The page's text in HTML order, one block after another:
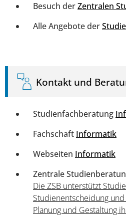
Besuch derZentralen
Alle Angebote der
Kontakt und
Studienfachberatung
Fachschaft Informatik
Webseiten Informatik
Zentrale
Die ZSB unterstützt
Studienentscheidung
Planung und Gestaltung